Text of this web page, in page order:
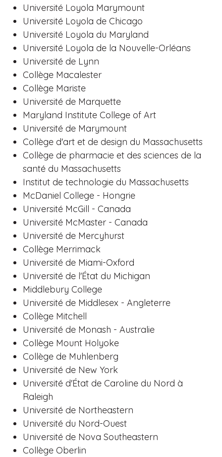
Université Loyola Marymount
Université Loyola de Chicago
Université Loyola du Maryland
Université Loyola de la Nouvelle-Orléans
Université de Lynn
Collège Macalester
Collège Mariste
Université de Marquette
Maryland Institute College of Art
Université de Marymount
Collège d'art et de design du Massachusetts
Collège de pharmacie et des sciences de la
santé du Massachusetts
Institut de technologie du Massachusetts
McDaniel College - Hongrie
Université McGill - Canada
Université McMaster - Canada
Université de Mercyhurst
Collège Merrimack
Université de Miami-Oxford
Université de l'État du Michigan
Middlebury College
Université de Middlesex - Angleterre
Collège Mitchell
Université de Monash - Australie
Collège Mount Holyoke
Collège de Muhlenberg
Université de New York
Université d'État de Caroline du Nord à
Raleigh
Université de Northeastern
Université du Nord-Ouest
Université de Nova Southeastern
Collège Oberlin